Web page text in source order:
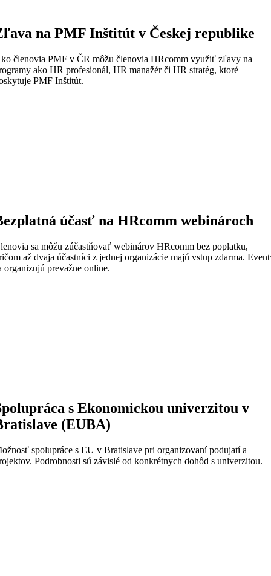
na PMF Inštitút v Českej republike
členovia PMF v ČR môžu členovia HRcomm využiť zľavy na
ako HR profesionál, HR manažér či HR stratég, ktoré
PMF Inštitút.
účasť na HRcomm webinároch
sa môžu zúčastňovať webinárov HRcomm bez poplatku,
až dvaja účastníci z jednej organizácie majú vstup zdarma.
organizujú prevažne online.
s Ekonomickou univerzitou v
(EUBA)
spolupráce s EU v Bratislave pri organizovaní podujatí a
Podrobnosti sú závislé od konkrétnych dohôd s univerzitou.